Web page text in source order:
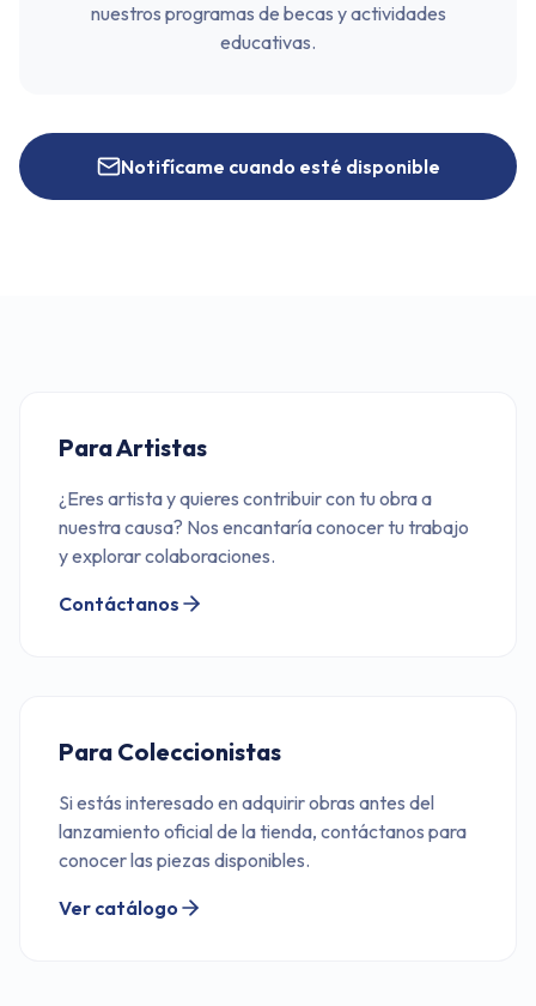
nuestros programas de becas y actividades
educativas.
Notifícame cuando esté disponible
Para Artistas
¿Eres artista y quieres contribuir con tu obra a
nuestra causa? Nos encantaría conocer tu trabajo
y explorar colaboraciones.
Contáctanos
Para Coleccionistas
Si estás interesado en adquirir obras antes del
lanzamiento oficial de la tienda, contáctanos para
conocer las piezas disponibles.
Ver catálogo